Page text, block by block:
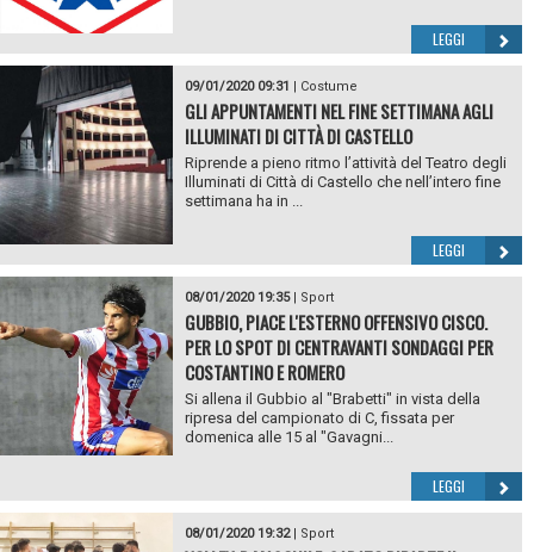
LEGGI
09/01/2020 09:31 | Costume
GLI APPUNTAMENTI NEL FINE SETTIMANA AGLI
ILLUMINATI DI CITTÀ DI CASTELLO
Riprende a pieno ritmo l’attività del Teatro degli
Illuminati di Città di Castello che nell’intero fine
settimana ha in ...
LEGGI
08/01/2020 19:35| Sport
GUBBIO, PIACE L'ESTERNO OFFENSIVO CISCO.
PER LO SPOT DI CENTRAVANTI SONDAGGI PER
COSTANTINO E ROMERO
Si allena il Gubbio al "Brabetti" in vista della
ripresa del campionato di C, fissata per
domenica alle 15 al "Gavagni...
LEGGI
08/01/2020 19:32| Sport